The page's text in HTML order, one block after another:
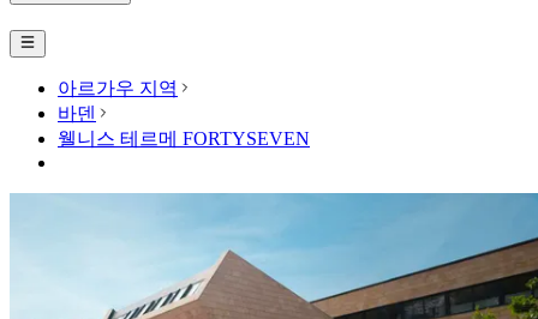
아르가우 지역
바덴
웰니스 테르메 FORTYSEVEN